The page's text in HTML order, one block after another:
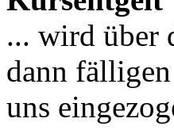
... wird über
dann
uns